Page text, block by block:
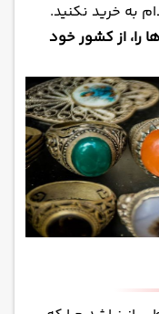
به خرید نکنید.
را، از کشور خود